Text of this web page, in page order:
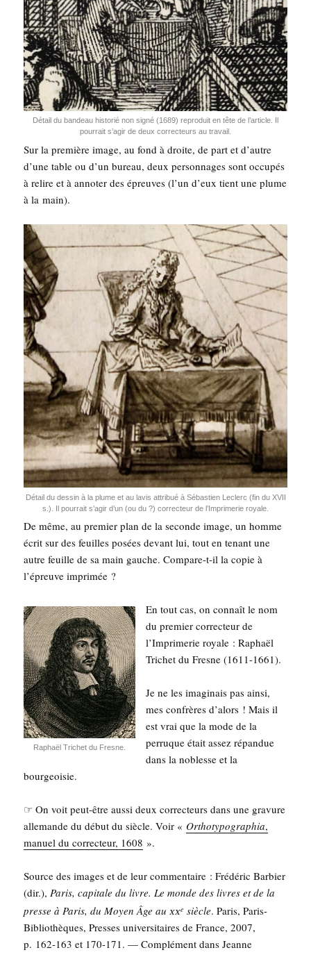
Détail du ban­deau his­to­rié non signé (1689) repro­duit en tête de l’ar­ticle. Il
pour­rait s’a­gir de deux cor­rec­teurs au travail.
Sur la pre­mière image, au fond à droite, de part et d’autre
d’une table ou d’un bureau, deux per­son­nages sont occu­pés
à relire et à anno­ter des épreuves (l’un d’eux tient une plume
à la main).
Détail du des­sin à la plume et au lavis attri­bué à Sébas­tien Leclerc (fin du XVII
s.). Il pour­rait s’a­gir d’un (ou du ?) cor­rec­teur de l’Im­pri­me­rie royale.
De même, au pre­mier plan de la seconde image, un homme
écrit sur des feuilles posées devant lui, tout en tenant une
autre feuille de sa main gauche. Com­pare-t-il la copie à
l’épreuve imprimée ?
Raphaël Tri­chet du Fresne.
En tout cas, on connaît le nom
du pre­mier cor­rec­teur de
l’Imprimerie royale : Raphaël
Tri­chet du Fresne (1611-1661).
Je ne les ima­gi­nais pas ain­si,
mes confrères d’alors ! Mais il
est vrai que la mode de la
per­ruque était assez répan­due
dans la noblesse et la
bourgeoisie.
☞ On voit peut-être aus­si deux cor­rec­teurs dans une gra­vure
alle­mande du début du siècle. Voir « Ortho­ty­po­gra­phia,
manuel du cor­rec­teur, 1608 ».
Source des images et de leur com­men­taire : Fré­dé­ric Bar­bier
(dir.),Paris, capi­tale du livre. Le monde des livres et de la
presse à Paris, du Moyen Âge auxxe siècle. Paris, Paris-
Biblio­thèques, Presses uni­ver­si­taires de France, 2007,
p. 162-163 et 170-171. — Com­plé­ment dans Jeanne